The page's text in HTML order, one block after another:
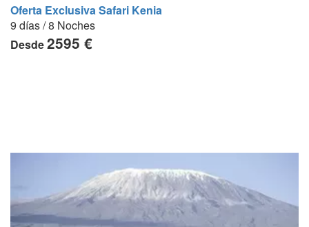
Oferta Exclusiva Safari Kenia
9 días / 8 Noches
Desde2595 €